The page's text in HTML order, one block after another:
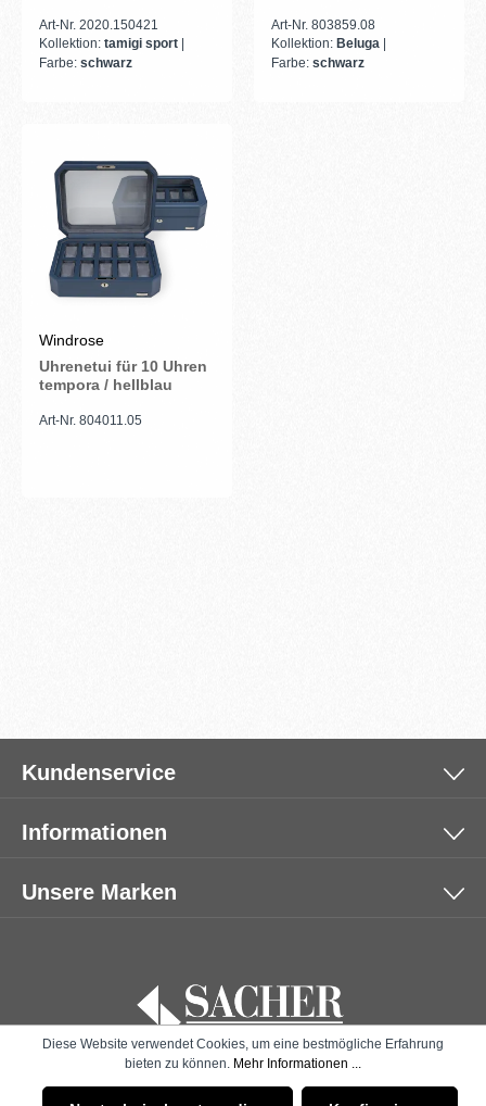
Art-Nr. 2020.150421
Kollektion: tamigi sport
Farbe: schwarz
Art-Nr. 803859.08
Kollektion: Beluga
Farbe: schwarz
Windrose
Uhrenetui für 10 Uhren
tempora / hellblau
Art-Nr. 804011.05
Kundenservice
Informationen
Unsere Marken
Diese Website verwendet Cookies, um eine bestmögliche Erfahrung
bieten zu können. Mehr Informationen ...